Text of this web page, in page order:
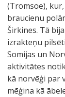
(Tromsoe),
braucienu
Širkines. Tā
izrakteņu
Somijas un
aktivitātes
kā norvēģi par
mēģina kā